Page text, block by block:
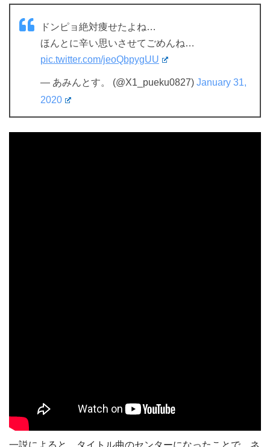
ドンピョ絶対痩せたよね…
ほんとに辛い思いさせてごめんね…
pic.twitter.com/jeoQbpygUU
— あみんとす。 (@X1_pueku0827) January 31,
2020
一説によると、タイトル曲のセンターになったことで、ネ